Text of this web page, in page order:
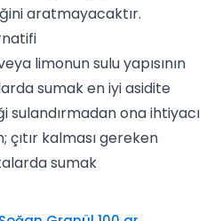
aratmayacaktır.
limonun sulu yapısının
sumak en iyi asidite
sulandırmadan ona ihtiyacı
kalması gereken
sumak